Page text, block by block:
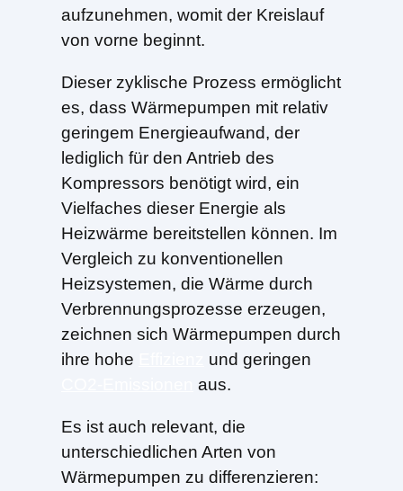
aufzunehmen, womit der Kreislauf
von vorne beginnt.
Dieser zyklische Prozess ermöglicht
es, dass Wärmepumpen mit relativ
geringem Energieaufwand, der
lediglich für den Antrieb des
Kompressors benötigt wird, ein
Vielfaches dieser Energie als
Heizwärme bereitstellen können. Im
Vergleich zu konventionellen
Heizsystemen, die Wärme durch
Verbrennungsprozesse erzeugen,
zeichnen sich Wärmepumpen durch
ihre hohe
und geringen
aus.
Es ist auch relevant, die
unterschiedlichen Arten von
Wärmepumpen zu differenzieren: